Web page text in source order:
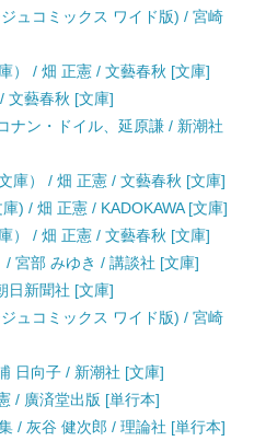
ュコミックス ワイド版) / 宮崎
） / 畑 正憲 / 文藝春秋 [文庫]
文藝春秋 [文庫]
ナン・ドイル、延原謙 / 新潮社
庫） / 畑 正憲 / 文藝春秋 [文庫]
) / 畑 正憲 / KADOKAWA [文庫]
） / 畑 正憲 / 文藝春秋 [文庫]
宮部 みゆき / 講談社 [文庫]
日新聞社 [文庫]
ュコミックス ワイド版) / 宮崎
日向子 / 新潮社 [文庫]
/ 廣済堂出版 [単行本]
/ 灰谷 健次郎 / 理論社 [単行本]